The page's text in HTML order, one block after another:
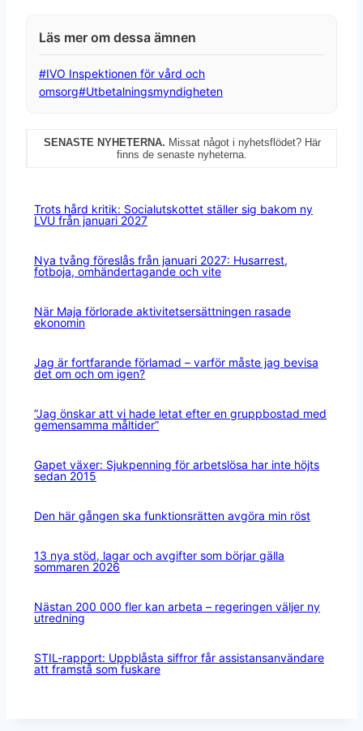
Post
Tags:
#IVO Inspektionen för vård och
omsorg#Utbetalningsmyndigheten
SENASTE NYHETERNA. Missat något i nyhetsflödet? Här
finns de senaste nyheterna.
Trots hård kritik: Socialutskottet ställer sig bakom ny
LVU från januari 2027
Nya tvång föreslås från januari 2027: Husarrest,
fotboja, omhändertagande och vite
När Maja förlorade aktivitetsersättningen rasade
ekonomin
Jag är fortfarande förlamad – varför måste jag bevisa
det om och om igen?
”Jag önskar att vi hade letat efter en gruppbostad med
gemensamma måltider”
Gapet växer: Sjukpenning för arbetslösa har inte höjts
sedan 2015
Den här gången ska funktionsrätten avgöra min röst
13 nya stöd, lagar och avgifter som börjar gälla
sommaren 2026
Nästan 200 000 fler kan arbeta – regeringen väljer ny
utredning
STIL-rapport: Uppblåsta siffror får assistansanvändare
att framstå som fuskare